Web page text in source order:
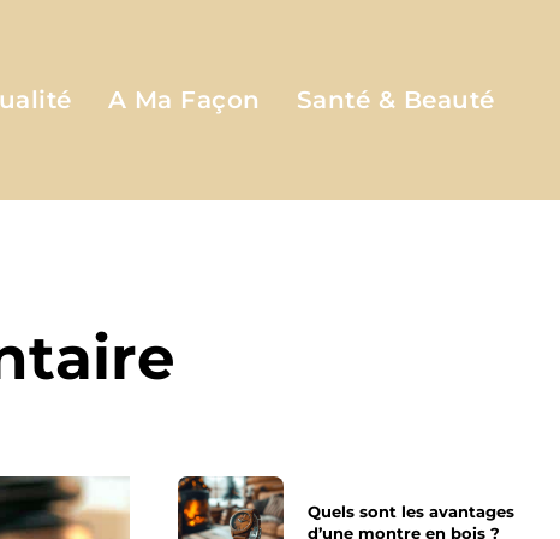
A Ma Façon Santé & Beauté
Quels sont les avantages
d’une montre en bois ?